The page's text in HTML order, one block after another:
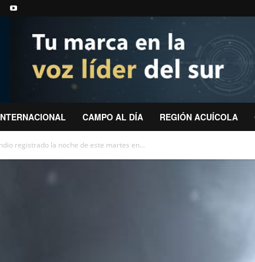
CAMPO AL DÍA REGIÓN ACUÍCOLA
registrado la noche de este martes en...